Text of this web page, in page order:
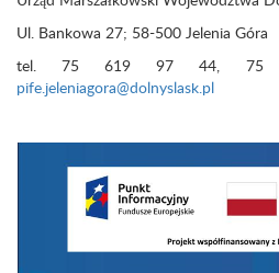
Ul. Bankowa 27; 58-500 Jelenia Góra
tel. 75 619 97 44, 75
pife.jeleniagora@dolnyslask.pl